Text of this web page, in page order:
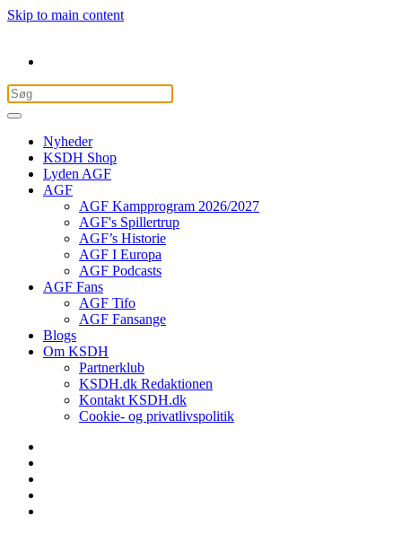
Skip to main content
Nyheder
KSDH Shop
Lyden AGF
AGF
AGF Kampprogram 2026/2027
AGF's Spillertrup
AGF’s Historie
AGF I Europa
AGF Podcasts
AGF Fans
AGF Tifo
AGF Fansange
Blogs
Om KSDH
Partnerklub
KSDH.dk Redaktionen
Kontakt KSDH.dk
Cookie- og privatlivspolitik